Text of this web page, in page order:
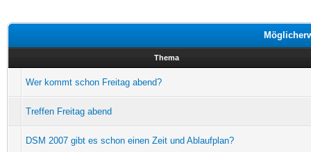
Thema
Wer kommt schon Freitag abend?
Treffen Freitag abend
DSM 2007 gibt es schon einen Zeit und Ablaufplan?